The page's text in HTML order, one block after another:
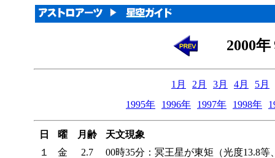
2000
1月 2月 3月 4月
5月
1995年
1996年 1997年 1998年
日 曜 月齢
天文現象
１
金 2.7
00時35分：冥王星が東矩（光度13.8等